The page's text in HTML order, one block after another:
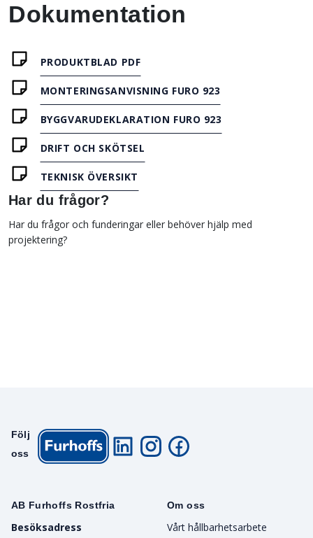
Dokumentation
PRODUKTBLAD PDF
MONTERINGSANVISNING FURO 923
BYGGVARUDEKLARATION FURO 923
DRIFT OCH SKÖTSEL
TEKNISK ÖVERSIKT
Har du frågor?
Har du frågor och funderingar eller behöver hjälp med
projektering?
AB Furhoffs Rostfria
Besöksadress
Om oss
Vårt hållbarhetsarbete
Följ
oss